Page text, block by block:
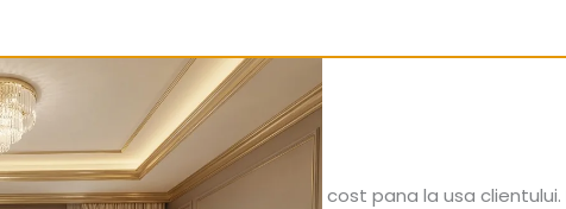
sau aspirare delicată.
societatii noastre contra cost pana la usa